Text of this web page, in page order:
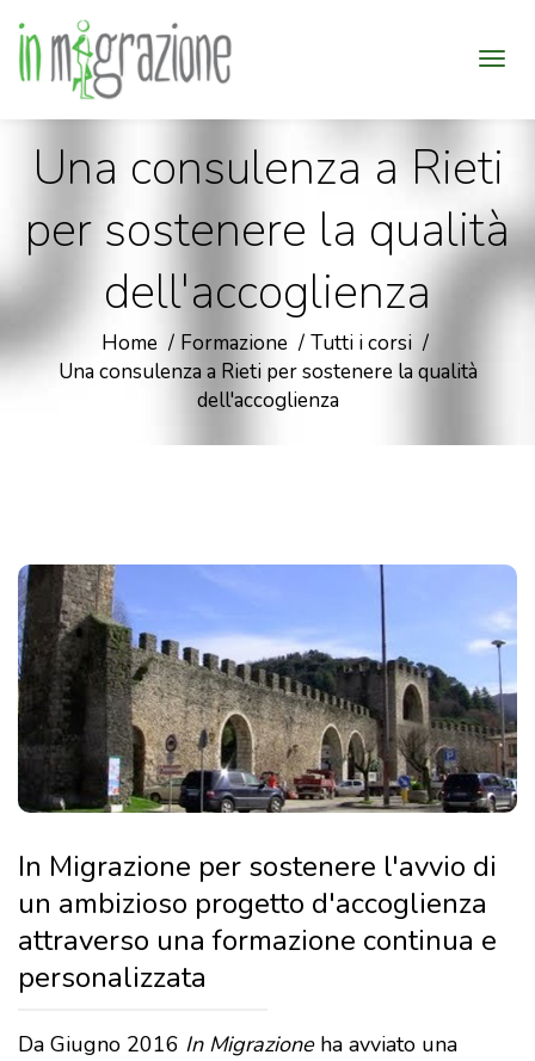
Una consulenza a Rieti
per sostenere la qualità
dell'accoglienza
Home Formazione
Tutti i corsi
Una consulenza a Rieti per sostenere la qualità
dell'accoglienza
In Migrazione per sostenere l'avvio di
un ambizioso progetto d'accoglienza
attraverso una formazione continua e
personalizzata
Da Giugno 2016 In Migrazioneha avviato una